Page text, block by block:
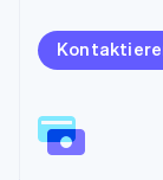
Portugal
Português
Rumänien
Schweden
Svenska